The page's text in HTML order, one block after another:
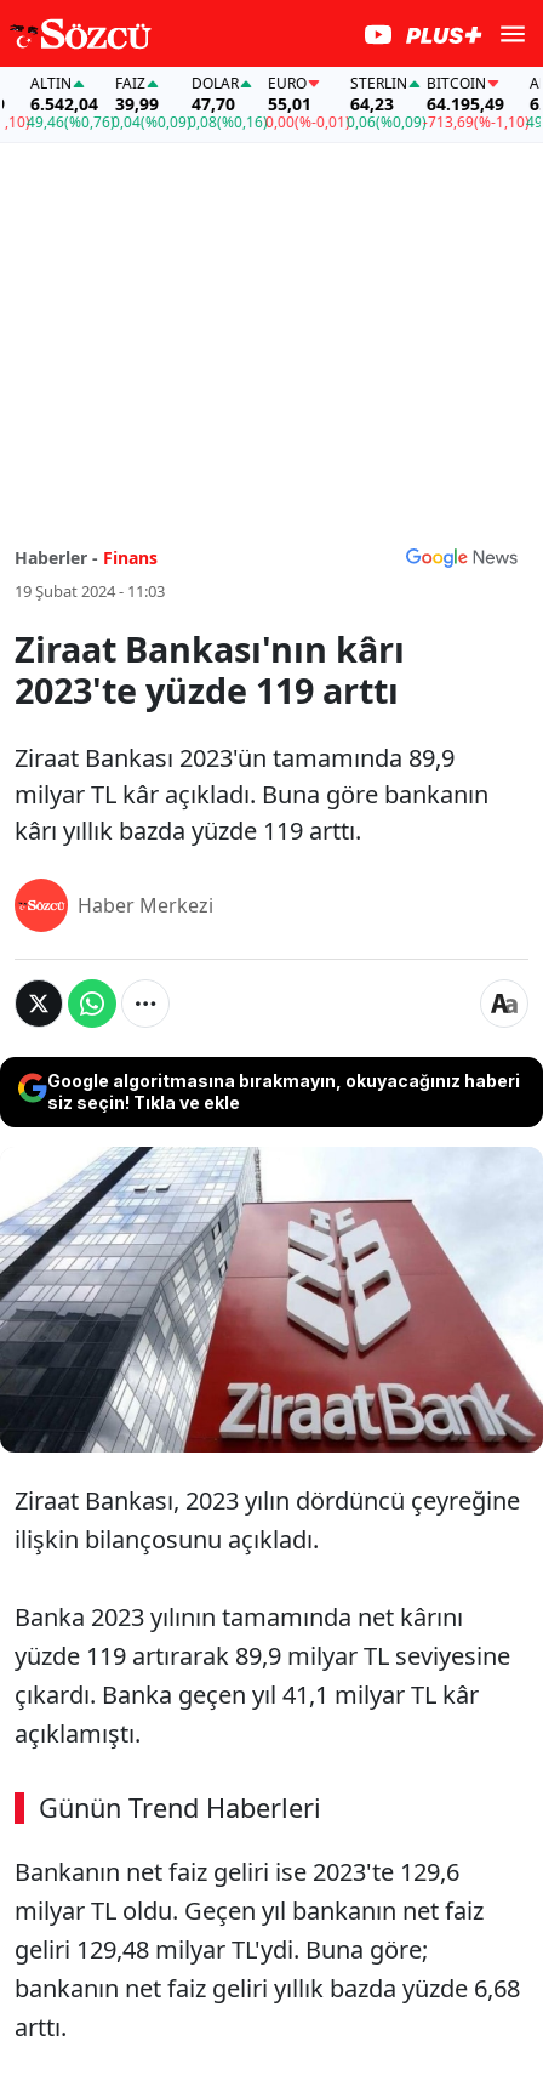
(%0,76)
FAİZ
39,99
0,04(%0,09)
DOLAR
47,70
0,08(%0,16)
EURO
55,01
0,00(%-0,01)
STERLIN
64,23
0,06(%0,09)
BITCOIN
64.195,49
-713,69(%-1,10)
ALTIN
49,46
Haberler - Finans
19 Şubat 2024 - 11:03
Ziraat Bankası'nın kârı
2023'te yüzde 119 arttı
Ziraat Bankası 2023'ün tamamında 89,9
milyar TL kâr açıkladı. Buna göre bankanın
kârı yıllık bazda yüzde 119 arttı.
Haber Merkezi
Google algoritmasına bırakmayın, okuyacağınız haberi
siz seçin! Tıkla ve ekle
Ziraat Bankası 2023'ün tamamında
89,9 milyar TL kâr açıkladı. Buna göre
bankanın kârı yıllık bazda yüzde 119
arttı.
Ziraat Bankası, 2023 yılın dördüncü çeyreğine
ilişkin bilançosunu açıkladı.
Banka 2023 yılının tamamında net kârını
yüzde 119 artırarak 89,9 milyar TL seviyesine
çıkardı. Banka geçen yıl 41,1 milyar TL kâr
açıklamıştı.
Günün Trend Haberleri
00:02 / 09:08
Sesi Aç
Bankanın net faiz geliri ise 2023'te 129,6
milyar TL oldu. Geçen yıl bankanın net faiz
geliri 129,48 milyar TL'ydi. Buna göre;
bankanın net faiz geliri yıllık bazda yüzde 6,68
arttı.